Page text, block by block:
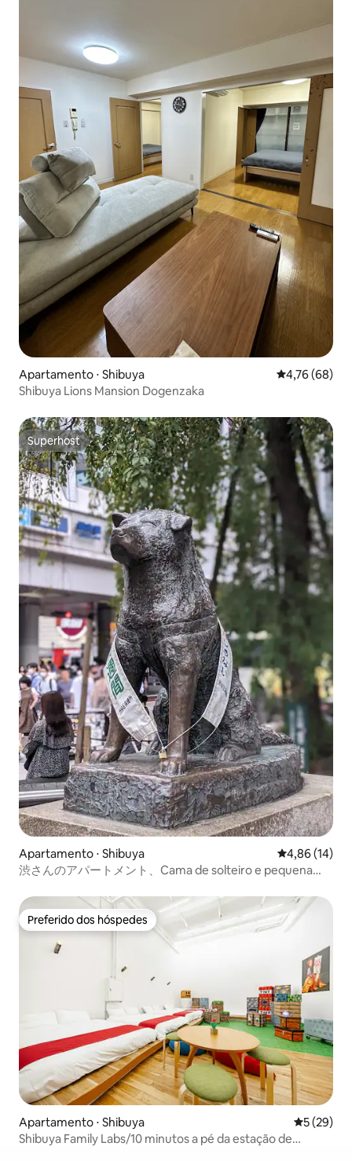
Apartamento ⋅ Shibuya 4,76 de uma
4,76 (68)
Shibuya Lions Mansion Dogenzaka
Superhost
Superhost
Apartamento ⋅ Shibuya 4,86 de uma
4,86 (14)
渋さんのアパートメント、Cama de solteiro e pequena
Preferido dos hóspedes
Preferido dos hóspedes
Apartamento ⋅ Shibuya 5 de uma
5 (29)
Shibuya Family Labs/10 minutos a pé da estação de